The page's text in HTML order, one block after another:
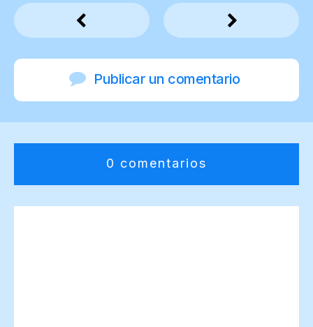
Publicar un comentario
0 comentarios